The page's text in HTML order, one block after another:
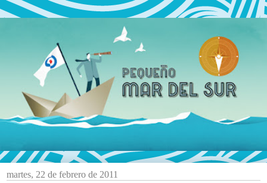
martes, 22 de febrero de 2011